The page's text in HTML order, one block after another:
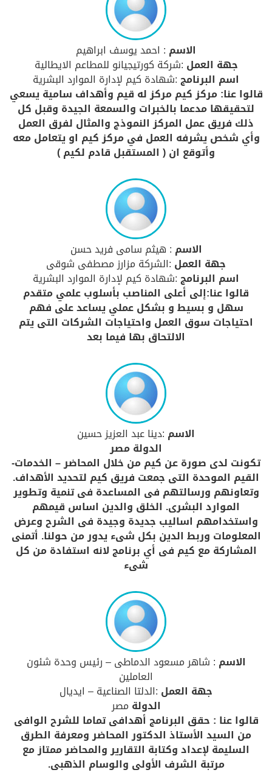
الاسم : احمد يوسف ابراهيم
جهة العمل :شركة كورتيجيانو للمطاعم الايطالية
اسم البرنامج:شهادة كيم لإدارة الموارد البشرية
قالوا عنا: مركز كيم مركز له قيم وأهداف سامية يسعي
لتحقيقها مدعما بالخبرات والسمعة الجيدة وقبل كل
ذلك فريق عمل المركز النموذج والمثال لفرق العمل
وأي شخص يشرفه العمل في مركز كيم او يتعامل معه
وأتوقع ان ( المستقبل قادم لكيم )
الاسم : هيثم سامى فريد حسن
جهة العمل :الشركة مزارز مصطفى شوقى
اسم البرنامج:شهادة كيم لإدارة الموارد البشرية
قالوا عنا:إلى أعلى المناصب بأسلوب علمي متقدم
سهل و بسيط و بشكل عملي يساعد على فهم
احتياجات سوق العمل واحتياجات الشركات التى يتم
الالتحاق بها فيما بعد
الاسم :دينا عبد العزيز حسين
الدولة مصر
تكونت لدى صورة عن كيم من خلال المحاضر – الخدمات-
القيم الموحدة التى جمعت فريق كيم لتحديد الأهداف.
وتعاونهم ورسالتهم فى المساعدة فى تنمية وتطوير
الموارد البشرى. الخلق والدين اساس قيمهم
واستخدامهم اساليب جديدة وجيدة فى الشرح وعرض
المعلومات وربط الدين بكل شىء يدور من حولنا. أتمنى
المشاركة مع كيم فى أي برنامج لانه استفادة من كل
شىء
الاسم : شاهر مسعود الدماطى – رئيس وحدة شئون
العاملين
جهة العمل :الدلتا الصناعية – ايديال
الدولة مصر
قالوا عنا : حقق البرنامج أهدافى تماما للشرح الوافى
من السيد الأستاذ الدكتور المحاضر ومعرفة الطرق
السليمة لإعداد وكتابة التقارير والمحاضر ممتاز مع
مرتبة الشرف الأولى والوسام الذهبى.